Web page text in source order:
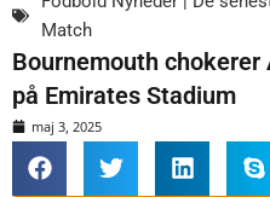
Match
Bournemouth
på Emirates Stadium
maj 3, 2025